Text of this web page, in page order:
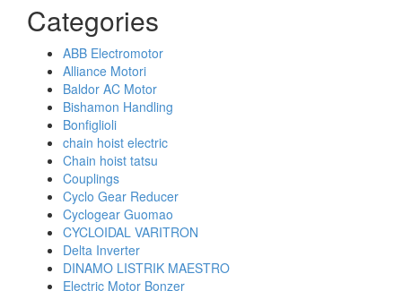
Categories
ABB Electromotor
Alliance Motori
Baldor AC Motor
Bishamon Handling
Bonfiglioli
chain hoist electric
Chain hoist tatsu
Couplings
Cyclo Gear Reducer
Cyclogear Guomao
CYCLOIDAL VARITRON
Delta Inverter
DINAMO LISTRIK MAESTRO
Electric Motor Bonzer